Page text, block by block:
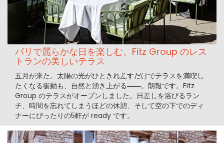
パリで麗らかな日を楽しむ、Fitz Group のレス
トランの美しいテラス
五月が来た。太陽の光がひときれ差すだけでテラスを満喫し
たくなる衝動も、自然と湧き上がる――。朗報です。Fitz
Group のテラスがオープンしました。日差しを浴びるラン
チ、時間を忘れてしまうほどの休憩、そして空の下でのディ
ナーにぴったりの5軒が ready です。